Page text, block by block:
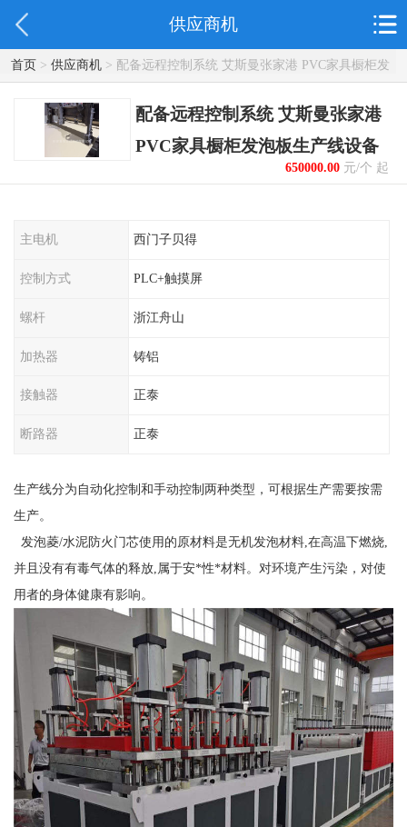
供应商机
首页> 供应商机> 配备远程控制系统 艾斯曼张家港 PVC家具橱柜发
泡板生产线设备
配备远程控制系统 艾斯曼张家港
PVC家具橱柜发泡板生产线设备
650000.00元/个 起
主电机 西门子贝得
控制方式 PLC+触摸屏
螺杆 浙江舟山
加热器 铸铝
接触器 正泰
断路器 正泰
生产线分为自动化控制和手动控制两种类型，可根据生产需要按需
生产。
发泡菱/水泥防火门芯使用的原材料是无机发泡材料,在高温下燃烧,
并且没有有毒气体的释放,属于安*性*材料。对环境产生污染，对使
用者的身体健康有影响。